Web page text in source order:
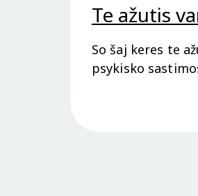
Te ažutis
So šaj keres te
psykisko